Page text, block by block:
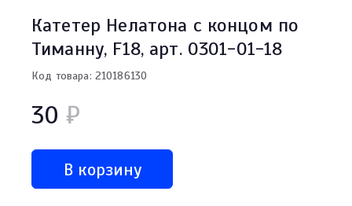
Катетер Нелатона с концом по
Тиманну, F18, арт. 0301-01-18
Код товара: 210186130
30₽
В корзину